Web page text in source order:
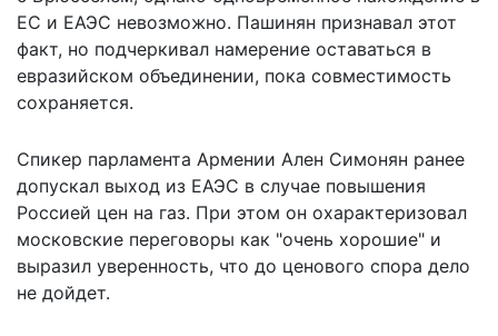
ЕС и ЕАЭС невозможно. Пашинян признавал этот
факт, но подчеркивал намерение оставаться в
евразийском объединении, пока совместимость
сохраняется.
Спикер парламента Армении Ален Симонян ранее
допускал выход из ЕАЭС в случае повышения
Россией цен на газ. При этом он охарактеризовал
московские переговоры как "очень хорошие" и
выразил уверенность, что до ценового спора дело
не дойдет.